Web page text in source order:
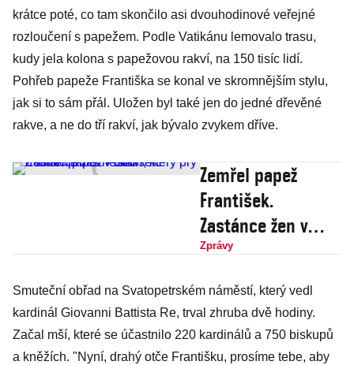
krátce poté, co tam skončilo asi dvouhodinové veřejné
rozloučení s papežem. Podle Vatikánu lemovalo trasu,
kudy jela kolona s papežovou rakví, na 150 tisíc lidí.
Pohřeb papeže Františka se konal ve skromnějším stylu,
jak si to sám přál. Uložen byl také jen do jedné dřevěné
rakve, a ne do tří rakví, jak bývalo zvykem dříve.
Zemřel papež
František.
Zastánce žen v
církvi, který prý o
nestál
Zprávy
Smuteční obřad na Svatopetrském náměstí, který vedl
kardinál Giovanni Battista Re, trval zhruba dvě hodiny.
Začal mší, které se účastnilo 220 kardinálů a 750 biskupů
a kněžích. "Nyní, drahý otče Františku, prosíme tebe, aby